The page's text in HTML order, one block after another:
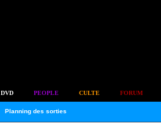
DVD PEOPLE CULTE FORUM
Planning des sorties